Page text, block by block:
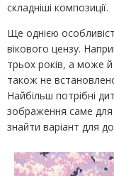
складніші композиції.
Ще однією
вікового цензу.
трьох років, а може
також не
Найбільш потрібні
зображення саме для
знайти варіант для